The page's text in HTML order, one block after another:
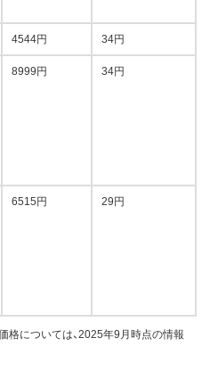
4544円 34円
8999円 34円
6515円 29円
格については、2025年9月時点の情報